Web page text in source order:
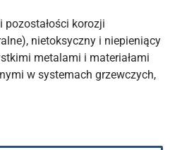
pozostałości korozji
nietoksyczny i niepieniący
metalami i materiałami
w systemach grzewczych,